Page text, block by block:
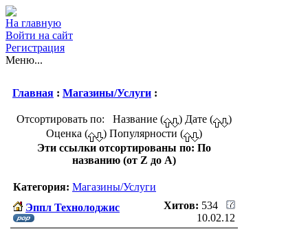
На главную
Войти на сайт
Регистрация
Меню...
Главная : Магазины/Услуги :
Отсортировать по: Название ( ) Дате (
)
Оценка (
) Популярности (
)
Эти ссылки отсортированы по: По
названию (от Z до A)
Категория: Магазины/Услуги
Эппл Технолоджис
Хитов: 534
10.02.12